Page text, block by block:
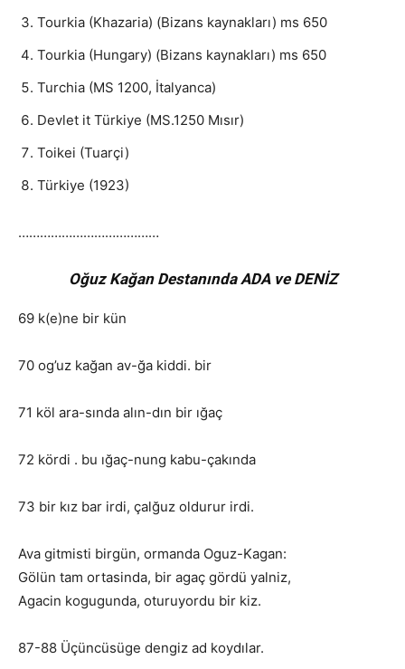
Tourkia (Khazaria) (Bizans kaynakları) ms 650
Tourkia (Hungary) (Bizans kaynakları) ms 650
Turchia (MS 1200, İtalyanca)
Devlet it Türkiye (MS.1250 Mısır)
Toikei (Tuarçi)
Türkiye (1923)
…………………………………
Oğuz Kağan Destanında ADA ve DENİZ
69 k(e)ne bir kün
70 og’uz kağan av-ğa kiddi. bir
71 köl ara-sında alın-dın bir ığaç
72 kördi . bu ığaç-nung kabu-çakında
73 bir kız bar irdi, çalğuz oldurur irdi.
Ava gitmisti birgün, ormanda Oguz-Kagan:
Gölün tam ortasinda, bir agaç gördü yalniz,
Agacin kogugunda, oturuyordu bir kiz.
87-88 Üçüncüsüge dengiz ad koydılar.